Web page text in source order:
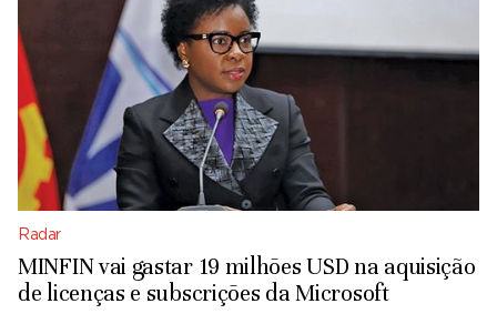
Radar
MINFIN vai gastar 19 milhões USD na aquisição
de licenças e subscrições da Microsoft